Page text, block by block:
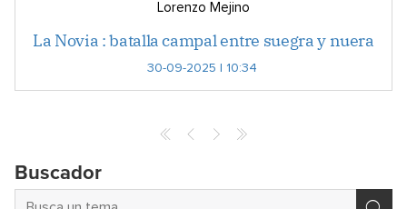
Lorenzo Mejino
La Novia : batalla campal entre suegra y nuera
30-09-2025 | 10:34
Buscador